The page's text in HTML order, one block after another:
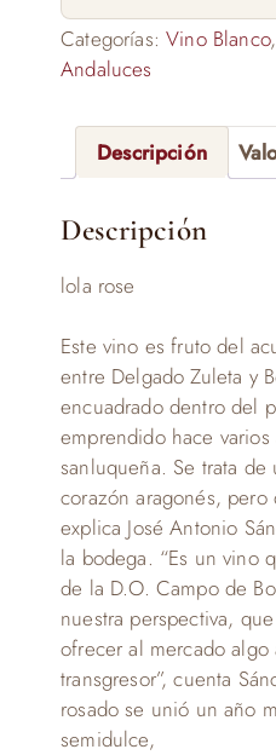
Categorías:Vino Blanco
Andaluces
Descripción
Descripción
lola rose
Este vino es fruto del
entre Delgado Zuleta y
encuadrado dentro del
emprendido hace
sanluqueña. Se trata de
corazón aragonés, pero
explica José Antonio
la bodega. “Es un vino
de la D.O. Campo de
nuestra perspectiva,
ofrecer al mercado algo
transgresor”, cuenta
rosado se unió un año
semidulce,